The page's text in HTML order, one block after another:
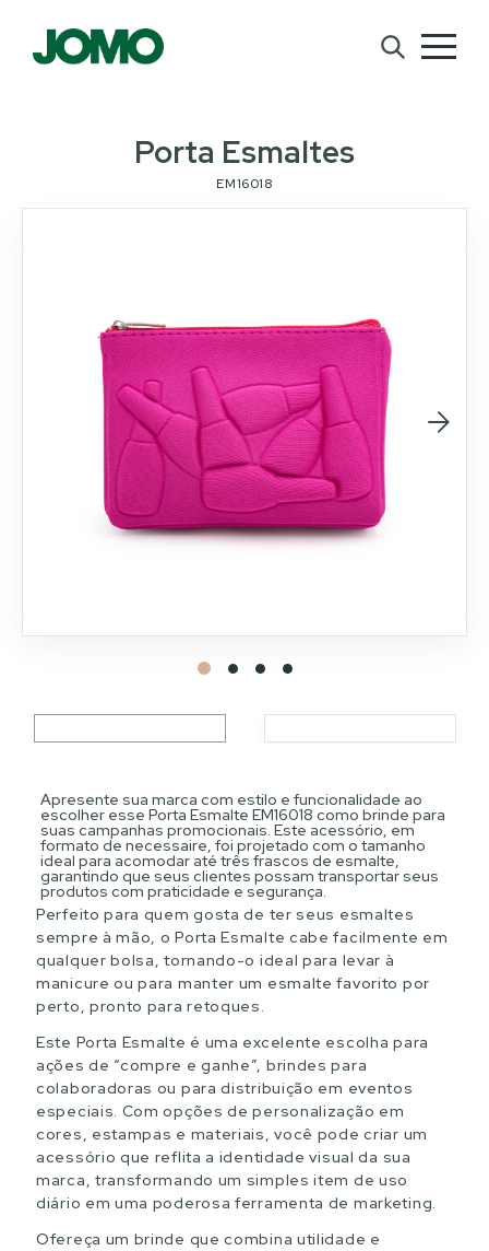
Porta Esmaltes
EM16018
Apresente sua marca com estilo e funcionalidade ao
escolher esse Porta Esmalte EM16018 como brinde para
suas campanhas promocionais. Este acessório, em
formato de necessaire, foi projetado com o tamanho
ideal para acomodar até três frascos de esmalte,
garantindo que seus clientes possam transportar seus
produtos com praticidade e segurança.
Perfeito para quem gosta de ter seus esmaltes
sempre à mão, o Porta Esmalte cabe facilmente em
qualquer bolsa, tornando-o ideal para levar à
manicure ou para manter um esmalte favorito por
perto, pronto para retoques.
Este Porta Esmalte é uma excelente escolha para
ações de “compre e ganhe”, brindes para
colaboradoras ou para distribuição em eventos
especiais. Com opções de personalização em
cores, estampas e materiais, você pode criar um
acessório que reflita a identidade visual da sua
marca, transformando um simples item de uso
diário em uma poderosa ferramenta de marketing.
Ofereça um brinde que combina utilidade e